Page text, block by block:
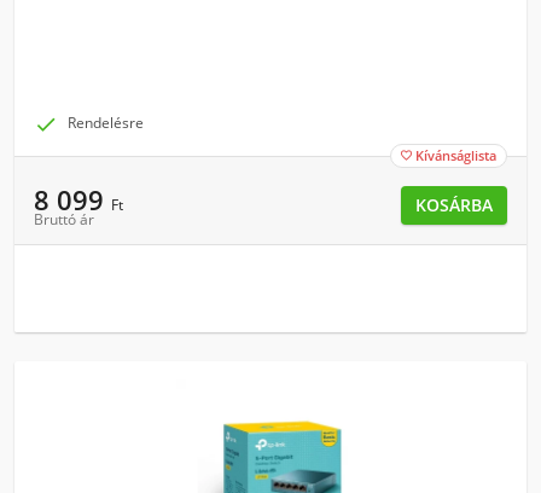
 Rendelésre
 Kívánságlista
8 099 Ft
Bruttó ár
KOSÁRBA